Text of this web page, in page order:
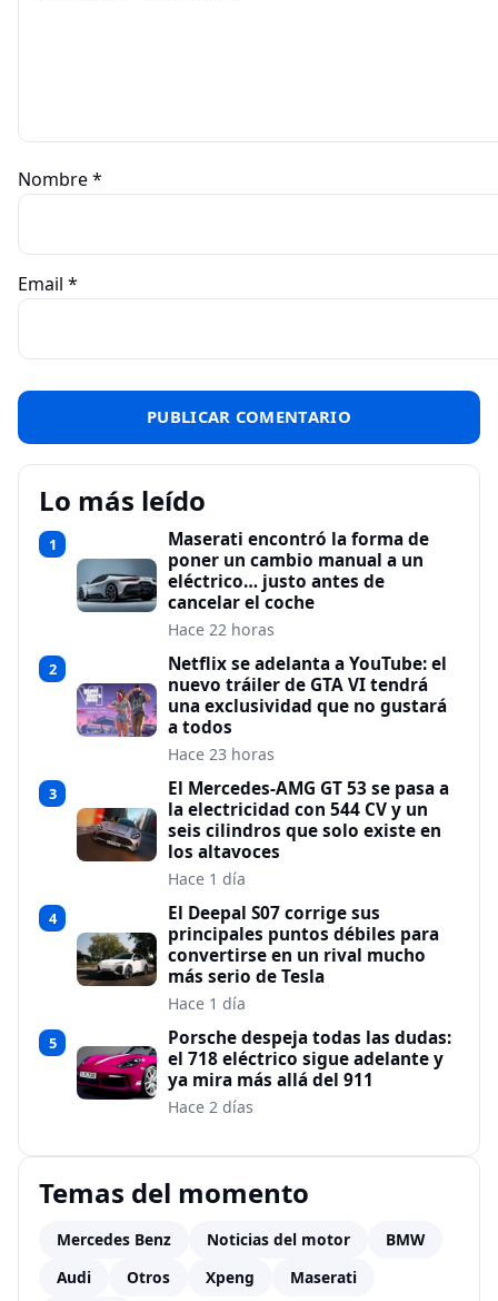
Nombre*
Email *
Lo más leído
1
Maserati encontró la forma de
poner un cambio manual a un
eléctrico… justo antes de
cancelar el coche
Hace 22 horas
2
Netflix se adelanta a YouTube: el
nuevo tráiler de GTA VI tendrá
una exclusividad que no gustará
a todos
Hace 23 horas
3
El Mercedes-AMG GT 53 se pasa a
la electricidad con 544 CV y un
seis cilindros que solo existe en
los altavoces
Hace 1 día
4
El Deepal S07 corrige sus
principales puntos débiles para
convertirse en un rival mucho
más serio de Tesla
Hace 1 día
5
Porsche despeja todas las dudas:
el 718 eléctrico sigue adelante y
ya mira más allá del 911
Hace 2 días
Temas del momento
Mercedes Benz Noticias del motor
BMW
Audi
Otros Xpeng Maserati